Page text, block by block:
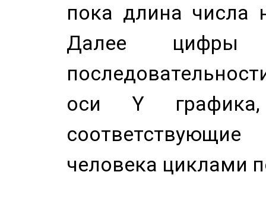
пока длина числа
Далее цифры
оси Y
человека циклами